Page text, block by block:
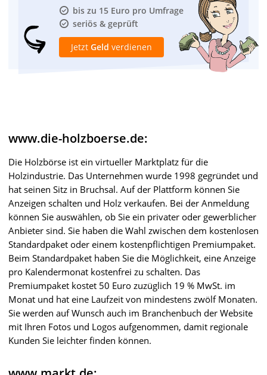
bis zu 15 Euro pro Umfrage
seriös & geprüft
Jetzt Geld verdienen
www.die-holzboerse.de:
Die Holzbörse ist ein virtueller Marktplatz für die
Holzindustrie. Das Unternehmen wurde 1998 gegründet und
hat seinen Sitz in Bruchsal. Auf der Plattform können Sie
Anzeigen schalten und Holz verkaufen. Bei der Anmeldung
können Sie auswählen, ob Sie ein privater oder gewerblicher
Anbieter sind. Sie haben die Wahl zwischen dem kostenlosen
Standardpaket oder einem kostenpflichtigen Premiumpaket.
Beim Standardpaket haben Sie die Möglichkeit, eine Anzeige
pro Kalendermonat kostenfrei zu schalten. Das
Premiumpaket kostet 50 Euro zuzüglich 19 % MwSt. im
Monat und hat eine Laufzeit von mindestens zwölf Monaten.
Sie werden auf Wunsch auch im Branchenbuch der Website
mit Ihren Fotos und Logos aufgenommen, damit regionale
Kunden Sie leichter finden können.